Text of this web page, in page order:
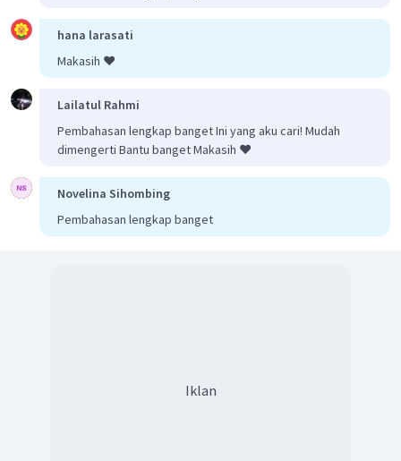
hana larasati
Makasih ❤️
Lailatul Rahmi
Pembahasan lengkap banget Ini yang aku cari! Mudah
dimengerti Bantu banget Makasih ❤️
Novelina Sihombing
Pembahasan lengkap banget
Iklan